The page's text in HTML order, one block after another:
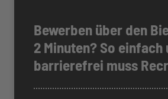
Bewerben über den
2 Minuten? So einfach
barrierefrei muss